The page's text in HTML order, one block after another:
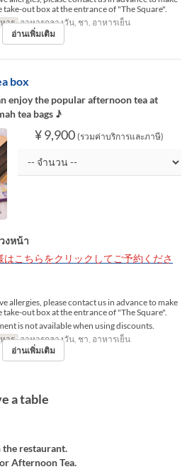
take-out box at the entrance of "The Square".
าร อาหารกลางวัน, ชา, อาหารเย็น
อ่านเพิ่มเติม
box
enjoy the popular afternoon tea at
tea bags ♪
¥ 9,900 (รวมค่าบริการและภาษี)
งหน้า
こちらをクリックしてご予約くださ
allergies, please contact us in advance to make
take-out box at the entrance of "The Square".
is not available when using discounts.
าร อาหารกลางวัน, ชา, อาหารเย็น
อ่านเพิ่มเติม
a table
the restaurant.
Afternoon Tea.